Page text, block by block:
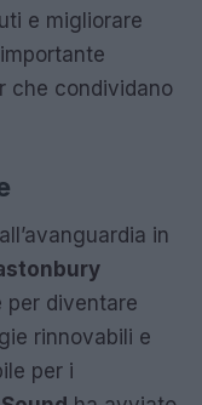
e migliorare
che condividano
in
per diventare
rinnovabili e
per i